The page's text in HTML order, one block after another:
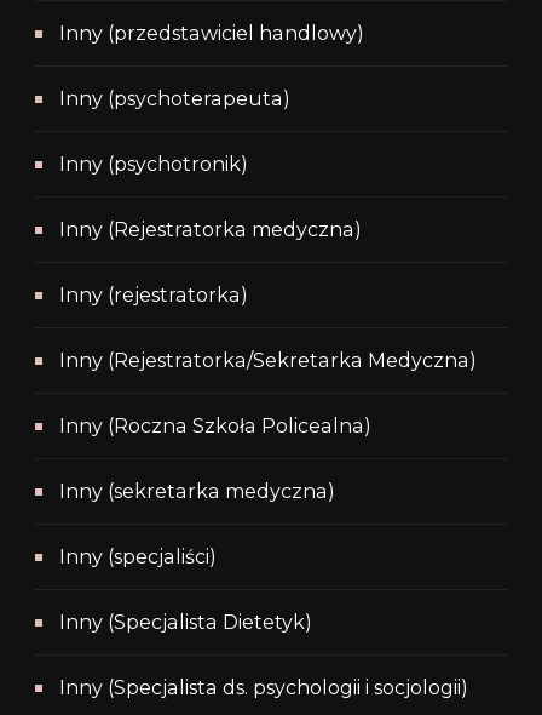
Inny (przedstawiciel handlowy)
Inny (psychoterapeuta)
Inny (psychotronik)
Inny (Rejestratorka medyczna)
Inny (rejestratorka)
Inny (Rejestratorka/Sekretarka Medyczna)
Inny (Roczna Szkoła Policealna)
Inny (sekretarka medyczna)
Inny (specjaliści)
Inny (Specjalista Dietetyk)
Inny (Specjalista ds. psychologii i socjologii)